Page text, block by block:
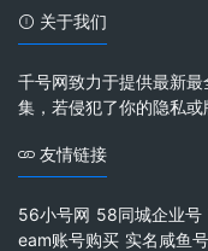
关于我们
千号网致力于提供最新
集，若侵犯了你的隐私或
友情链接
56小号网 58同城企业号
eam账号购买 实名咸鱼号